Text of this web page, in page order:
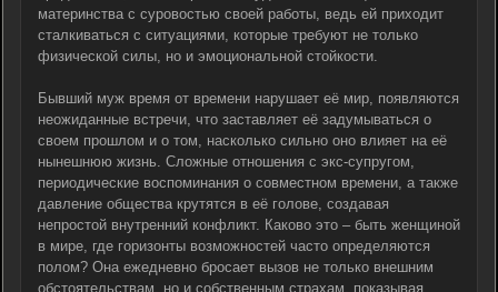
материнства с суровостью своей работы, ведь ей приходит
сталкиваться с ситуациями, которые требуют не только
физической силы, но и эмоциональной стойкости.
Бывший муж время от времени нарушает её мир, появляются
неожиданные встречи, что заставляет её задумываться о
своем прошлом и о том, насколько сильно оно влияет на её
нынешнюю жизнь. Сложные отношения с экс-супругом,
периодические воспоминания о совместном времени, а также
давление общества крутятся в её голове, создавая
непростой внутренний конфликт. Каково это – быть женщиной
в мире, где горизонты возможностей часто определяются
полом? Она ежедневно бросает вызов не только внешним
обстоятельствам, но и собственным страхам, показывая